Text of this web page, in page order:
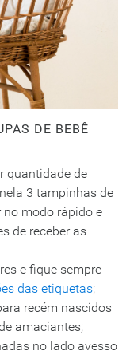
DE BEBÊ
quantidade de
3 tampinhas de
modo rápido e
de receber as
e fique sempre
das etiquetas;
recém nascidos
amaciantes;
no lado avesso